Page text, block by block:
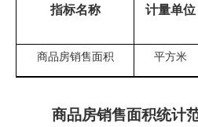
指标名称 计量单位
商品房销售面积 平方米
商品房销售面积统计